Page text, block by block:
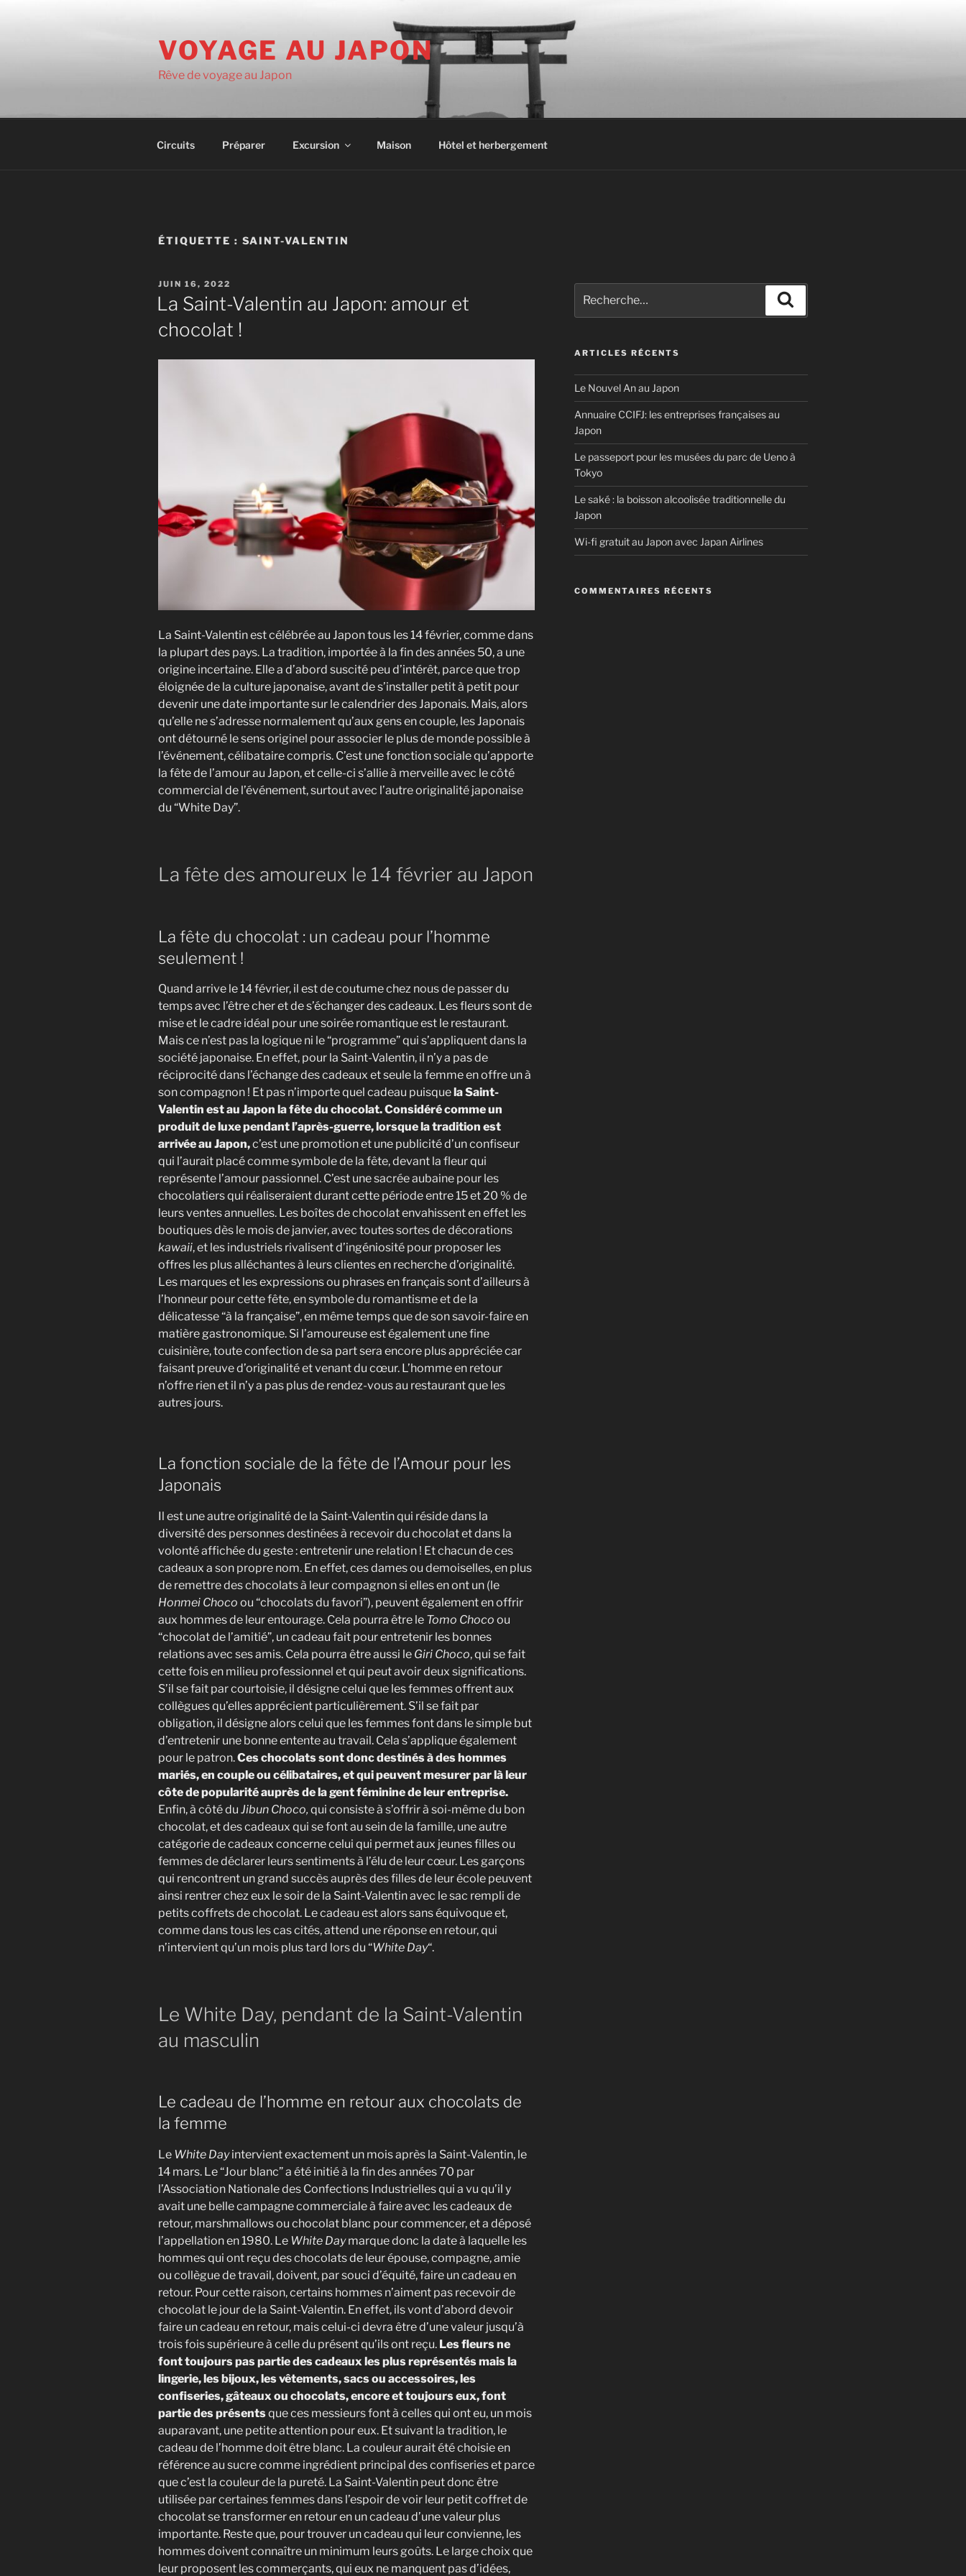
VOYAGE AU JAPON
Rêve de voyage au Japon
Circuits Préparer Excursion Maison Hôtel et herbergement
ÉTIQUETTE : SAINT-VALENTIN
PUBLIÉ
LE
JUIN 16, 2022
La Saint-Valentin au Japon: amour et
chocolat !
La Saint-Valentin est célébrée au Japon tous les 14 février, comme dans
la plupart des pays. La tradition, importée à la fin des années 50, a une
origine incertaine. Elle a d’abord suscité peu d’intérêt, parce que trop
éloignée de la culture japonaise, avant de s’installer petit à petit pour
devenir une date importante sur le calendrier des Japonais. Mais, alors
qu’elle ne s’adresse normalement qu’aux gens en couple, les Japonais
ont détourné le sens originel pour associer le plus de monde possible à
l’événement, célibataire compris. C’est une fonction sociale qu’apporte
la fête de l’amour au Japon, et celle-ci s’allie à merveille avec le côté
commercial de l’événement, surtout avec l’autre originalité japonaise
du “White Day”.
La fête des amoureux le 14 février au Japon
La fête du chocolat : un cadeau pour l’homme
seulement !
Quand arrive le 14 février, il est de coutume chez nous de passer du
temps avec l’être cher et de s’échanger des cadeaux. Les fleurs sont de
mise et le cadre idéal pour une soirée romantique est le restaurant.
Mais ce n’est pas la logique ni le “programme” qui s’appliquent dans la
société japonaise. En effet, pour la Saint-Valentin, il n’y a pas de
réciprocité dans l’échange des cadeaux et seule la femme en offre un à
son compagnon ! Et pas n’importe quel cadeau puisque la Saint-
Valentin est au Japon la fête du chocolat. Considéré comme un
produit de luxe pendant l’après-guerre, lorsque la tradition est
arrivée au Japon,c’est une promotion et une publicité d’un confiseur
qui l’aurait placé comme symbole de la fête, devant la fleur qui
représente l’amour passionnel. C’est une sacrée aubaine pour les
chocolatiers qui réaliseraient durant cette période entre 15 et 20 % de
leurs ventes annuelles. Les boîtes de chocolat envahissent en effet les
boutiques dès le mois de janvier, avec toutes sortes de décorations
kawaii, et les industriels rivalisent d’ingéniosité pour proposer les
offres les plus alléchantes à leurs clientes en recherche d’originalité.
Les marques et les expressions ou phrases en français sont d’ailleurs à
l’honneur pour cette fête, en symbole du romantisme et de la
délicatesse “à la française”, en même temps que de son savoir-faire en
matière gastronomique. Si l’amoureuse est également une fine
cuisinière, toute confection de sa part sera encore plus appréciée car
faisant preuve d’originalité et venant du cœur. L’homme en retour
n’offre rien et il n’y a pas plus de rendez-vous au restaurant que les
autres jours.
La fonction sociale de la fête de l’Amour pour les
Japonais
Il est une autre originalité de la Saint-Valentin qui réside dans la
diversité des personnes destinées à recevoir du chocolat et dans la
volonté affichée du geste : entretenir une relation ! Et chacun de ces
cadeaux a son propre nom. En effet, ces dames ou demoiselles, en plus
de remettre des chocolats à leur compagnon si elles en ont un (le
Honmei Choco ou “chocolats du favori”), peuvent également en offrir
aux hommes de leur entourage. Cela pourra être le Tomo Choco ou
“chocolat de l’amitié”, un cadeau fait pour entretenir les bonnes
relations avec ses amis. Cela pourra être aussi le Giri Choco, qui se fait
cette fois en milieu professionnel et qui peut avoir deux significations.
S’il se fait par courtoisie, il désigne celui que les femmes offrent aux
collègues qu’elles apprécient particulièrement. S’il se fait par
obligation, il désigne alors celui que les femmes font dans le simple but
d’entretenir une bonne entente au travail. Cela s’applique également
pour le patron.Ces chocolats sont donc destinés à des hommes
mariés, en couple ou célibataires, et qui peuvent mesurer par là leur
côte de popularité auprès de la gent féminine de leur entreprise.
Enfin, à côté du Jibun Choco, qui consiste à s’offrir à soi-même du bon
chocolat, et des cadeaux qui se font au sein de la famille, une autre
catégorie de cadeaux concerne celui qui permet aux jeunes filles ou
femmes de déclarer leurs sentiments à l’élu de leur cœur. Les garçons
qui rencontrent un grand succès auprès des filles de leur école peuvent
ainsi rentrer chez eux le soir de la Saint-Valentin avec le sac rempli de
petits coffrets de chocolat. Le cadeau est alors sans équivoque et,
comme dans tous les cas cités, attend une réponse en retour, qui
n’intervient qu’un mois plus tard lors du “White Day“.
Le White Day, pendant de la Saint-Valentin
au masculin
Le cadeau de l’homme en retour aux chocolats de
la femme
Le White Dayintervient exactement un mois après la Saint-Valentin, le
14 mars. Le “Jour blanc” a été initié à la fin des années 70 par
l’Association Nationale des Confections Industrielles qui a vu qu’il y
avait une belle campagne commerciale à faire avec les cadeaux de
retour, marshmallows ou chocolat blanc pour commencer, et a déposé
l’appellation en 1980. Le White Daymarque donc la date à laquelle les
hommes qui ont reçu des chocolats de leur épouse, compagne, amie
ou collègue de travail, doivent, par souci d’équité, faire un cadeau en
retour. Pour cette raison, certains hommes n’aiment pas recevoir de
chocolat le jour de la Saint-Valentin. En effet, ils vont d’abord devoir
faire un cadeau en retour, mais celui-ci devra être d’une valeur jusqu’à
trois fois supérieure à celle du présent qu’ils ont reçu. Les fleurs ne
font toujours pas partie des cadeaux les plus représentés mais la
lingerie, les bijoux, les vêtements, sacs ou accessoires, les
confiseries, gâteaux ou chocolats, encore et toujours eux, font
partie des présentsque ces messieurs font à celles qui ont eu, un mois
auparavant, une petite attention pour eux. Et suivant la tradition, le
cadeau de l’homme doit être blanc. La couleur aurait été choisie en
référence au sucre comme ingrédient principal des confiseries et parce
que c’est la couleur de la pureté. La Saint-Valentin peut donc être
utilisée par certaines femmes dans l’espoir de voir leur petit coffret de
chocolat se transformer en retour en un cadeau d’une valeur plus
importante. Reste que, pour trouver un cadeau qui leur convienne, les
hommes doivent connaître un minimum leurs goûts. Le large choix que
leur proposent les commerçants, qui eux ne manquent pas d’idées,
pour
:
ARTICLES RÉCENTS
Le Nouvel An au Japon
Annuaire CCIFJ: les entreprises françaises au
Japon
Le passeport pour les musées du parc de Ueno à
Tokyo
Le saké : la boisson alcoolisée traditionnelle du
Japon
Wi-fi gratuit au Japon avec Japan Airlines
COMMENTAIRES RÉCENTS